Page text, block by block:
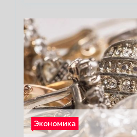
Экономика